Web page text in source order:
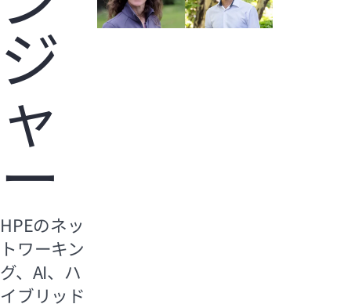
ジ
ャ
ー
HPEのネッ
トワーキン
グ、AI、ハ
イブリッド